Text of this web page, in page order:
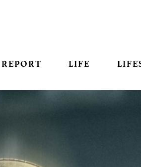
REPORT LIFE